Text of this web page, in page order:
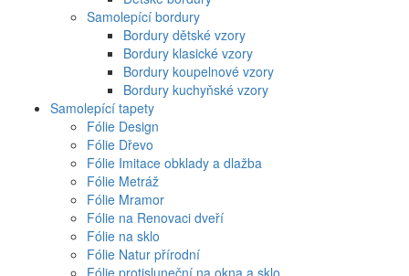
Samolepící bordury
Bordury dětské vzory
Bordury klasické vzory
Bordury koupelnové vzory
Bordury kuchyňské vzory
Samolepící tapety
Fólie Design
Fólie Dřevo
Fólie Imitace obklady a dlažba
Fólie Metráž
Fólie Mramor
Fólie na Renovaci dveří
Fólie na sklo
Fólie Natur přírodní
Fólie protisluneční na okna a sklo